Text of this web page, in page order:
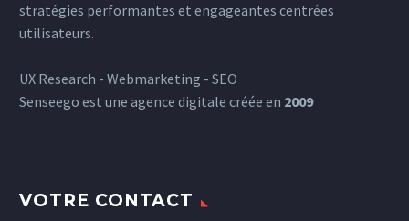
stratégies performantes et engageantes centrées
utilisateurs.
UX Research - Webmarketing - SEO
Senseego est une agence digitale créée en 2009
VOTRE CONTACT